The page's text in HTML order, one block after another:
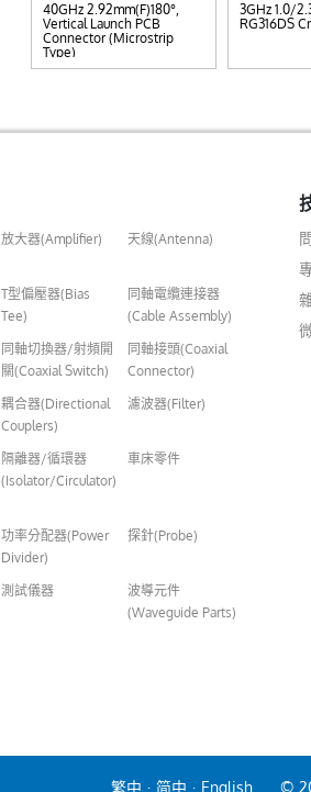
40GHz 2.92mm(F)180°,
Vertical Launch PCB
Connector (Microstrip
Type)
3GHz 1.0/
RG316DS
放大器(Amplifier) 天線(Antenna)
T型偏壓器(Bias
Tee)
同軸電纜連接器
(Cable Assembly)
同軸切換器/射頻開
關(Coaxial Switch)
同軸接頭(Coaxial
Connector)
耦合器(Directional
Couplers)
濾波器(Filter)
隔離器/循環器
(Isolator/Circulator)
車床零件
功率分配器(Power
Divider)
探針(Probe)
測試儀器
波導元件
(Waveguide Parts)
繁中 · 简中 · English ©